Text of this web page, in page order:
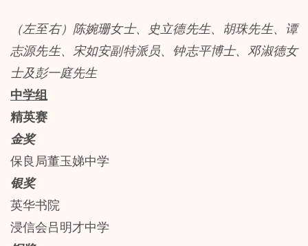
（左至右）陈婉珊女士、史立德先生、胡珠先生、谭
志源先生、宋如安副特派员、钟志平博士、邓淑德女
士及彭一庭先生
中学组
精英赛
金奖
保良局董玉娣中学
银奖
英华书院
浸信会吕明才中学